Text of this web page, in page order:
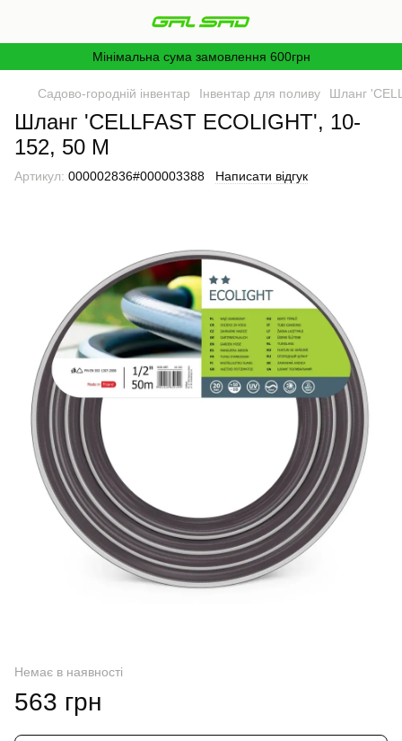
Мінімальна сума замовлення 600грн
Садово-городній інвентар Інвентар для поливу Шланг
Шланг 'CELLFAST ECOLIGHT', 10-
152, 50 М
Артикул: 000002836#000003388 Написати відгук
Немає в наявності
563 грн